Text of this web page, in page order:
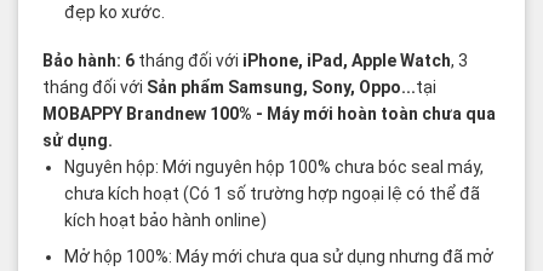
đẹp ko xước.
Bảo hành: 6 tháng đối với iPhone, iPad, Apple Watch, 3
tháng đối với Sản phẩm Samsung, Sony, Oppo...tại
MOBAPPY Brandnew 100% - Máy mới hoàn toàn chưa qua
sử dụng.
Nguyên hộp: Mới nguyên hộp 100% chưa bóc seal máy,
chưa kích hoạt (Có 1 số trường hợp ngoại lệ có thể đã
kích hoạt bảo hành online)
Mở hộp 100%: Máy mới chưa qua sử dụng nhưng đã mở